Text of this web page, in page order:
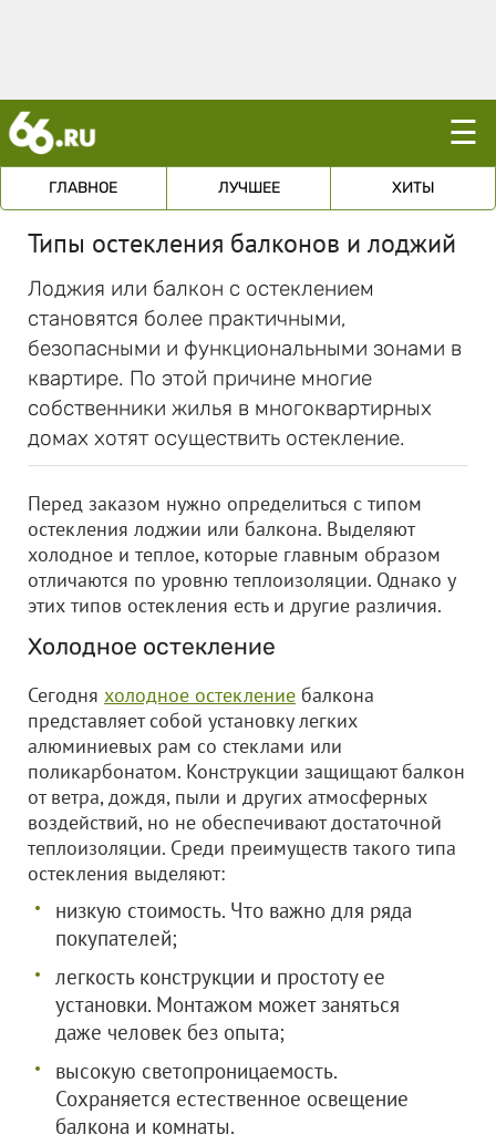
☰
ГЛАВНОЕ ЛУЧШЕЕ ХИТЫ
Типы остекления балконов и лоджий
Лоджия или балкон с остеклением
становятся более практичными,
безопасными и функциональными зонами в
квартире. По этой причине многие
собственники жилья в многоквартирных
домах хотят осуществить остекление.
Перед заказом нужно определиться с типом
остекления лоджии или балкона. Выделяют
холодное и теплое, которые главным образом
отличаются по уровню теплоизоляции. Однако у
этих типов остекления есть и другие различия.
Холодное остекление
Сегодня холодное остекление балкона
представляет собой установку легких
алюминиевых рам со стеклами или
поликарбонатом. Конструкции защищают балкон
от ветра, дождя, пыли и других атмосферных
воздействий, но не обеспечивают достаточной
теплоизоляции. Среди преимуществ такого типа
остекления выделяют:
низкую стоимость. Что важно для ряда
покупателей;
легкость конструкции и простоту ее
установки. Монтажом может заняться
даже человек без опыта;
высокую светопроницаемость.
Сохраняется естественное освещение
балкона и комнаты.